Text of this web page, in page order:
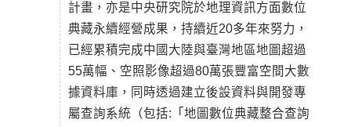
計畫，亦是中央研究院於地理資訊方面數位
典藏永續經營成果，持續近20多年來努力，
已經累積完成中國大陸與臺灣地區地圖超過
55萬幅、空照影像超過80萬張豐富空間大數
據資料庫，同時透過建立後設資料與開發專
屬查詢系統（包括:「地圖數位典藏整合查詢